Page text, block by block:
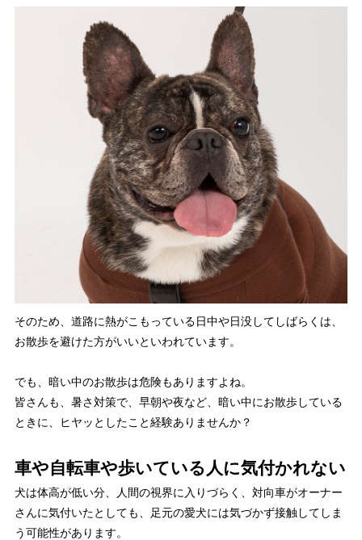
そのため、道路に熱がこもっている日中や日没してしばらくは、
お散歩を避けた方がいいといわれています。
でも、暗い中のお散歩は危険もありますよね。
皆さんも、暑さ対策で、早朝や夜など、暗い中にお散歩している
ときに、ヒヤッとしたこと経験ありませんか？
車や自転車や歩いている人に気付かれない
犬は体高が低い分、人間の視界に入りづらく、対向車がオーナー
さんに気付いたとしても、足元の愛犬には気づかず接触してしま
う可能性があります。